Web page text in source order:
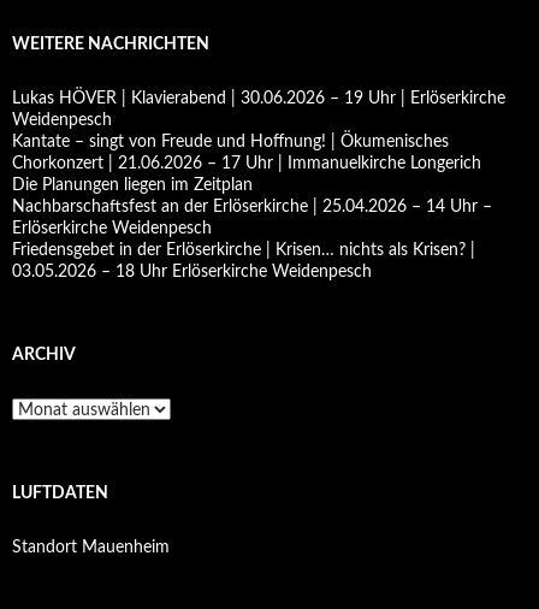
WEITERE NACHRICHTEN
Lukas HÖVER | Klavierabend | 30.06.2026 – 19 Uhr | Erlöserkirche
Weidenpesch
Kantate – singt von Freude und Hoffnung! | Ökumenisches
Chorkonzert | 21.06.2026 – 17 Uhr | Immanuelkirche Longerich
Die Planungen liegen im Zeitplan
Nachbarschaftsfest an der Erlöserkirche | 25.04.2026 – 14 Uhr –
Erlöserkirche Weidenpesch
Friedensgebet in der Erlöserkirche | Krisen… nichts als Krisen? |
03.05.2026 – 18 Uhr Erlöserkirche Weidenpesch
ARCHIV
Archiv
LUFTDATEN
Standort Mauenheim